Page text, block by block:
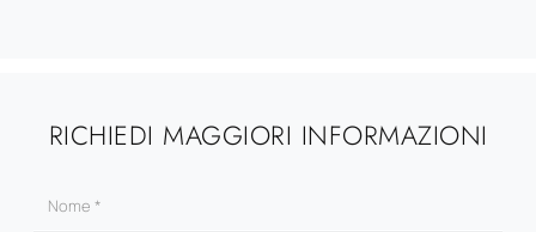
RICHIEDI MAGGIORI INFORMAZIONI